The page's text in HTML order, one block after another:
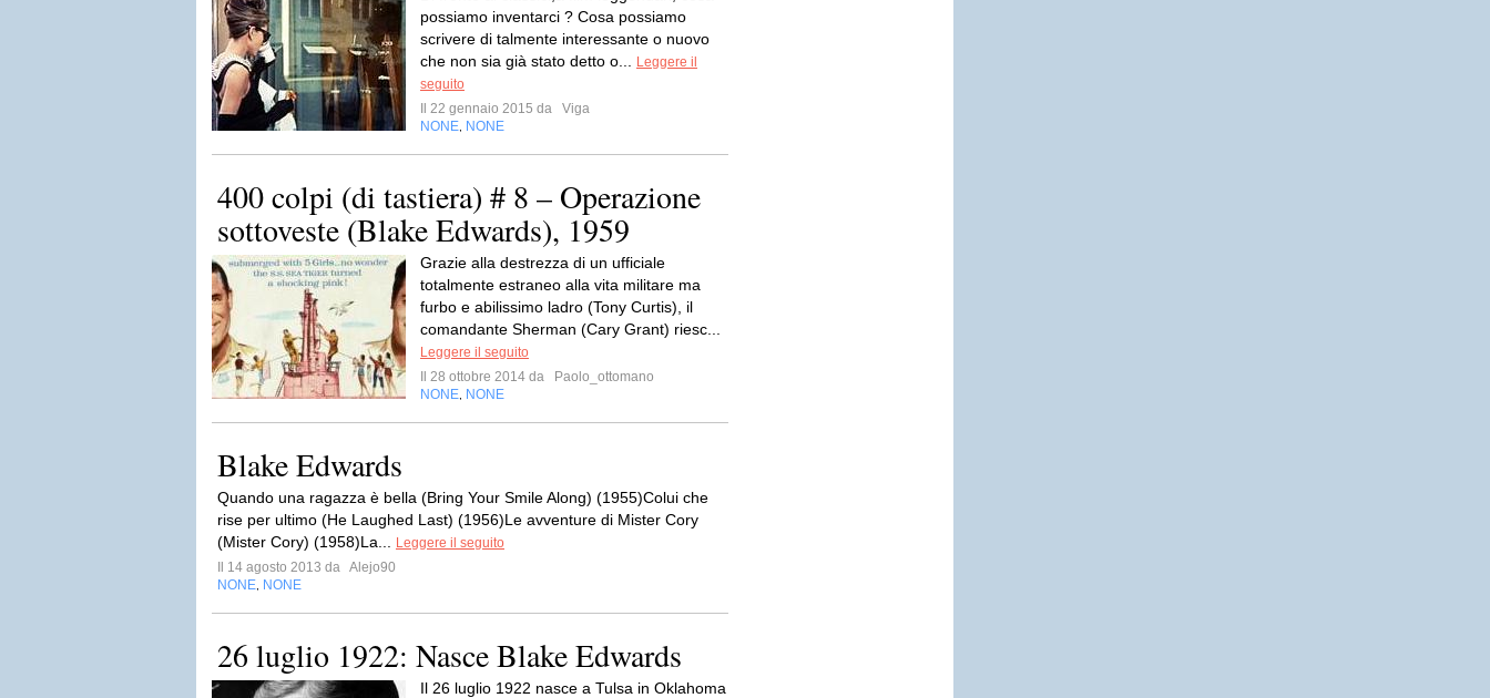
possiamo inventarci ? Cosa possiamo
scrivere di talmente interessante o nuovo
che non sia già stato detto o...
Leggere il
seguito
Il 22 gennaio 2015 da
Viga
NONE NONE
400 colpi (di tastiera) # 8 – Operazione
sottoveste (Blake Edwards), 1959
Grazie alla destrezza di un ufficiale
totalmente estraneo alla vita militare ma
furbo e abilissimo ladro (Tony Curtis), il
comandante Sherman (Cary Grant) riesc...
Leggere il seguito
Il 28 ottobre 2014 da
Paolo_ottomano
NONE NONE
Blake Edwards
Quando una ragazza è bella (Bring Your Smile Along) (1955)Colui che
rise per ultimo (He Laughed Last) (1956)Le avventure di Mister Cory
(Mister Cory) (1958)La...
Leggere il seguito
Il 14 agosto 2013 da Alejo90
NONE NONE
26 luglio 1922: Nasce Blake Edwards
Il 26 luglio 1922 nasce a Tulsa in Oklahoma